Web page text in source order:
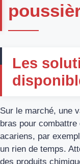
Les
Sur le marché, une
bras pour
acariens, par
un rien de temps.
des produits